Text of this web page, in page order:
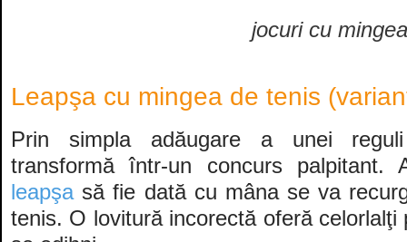
jocuri cu mingea
Leapşa cu mingea de tenis
Prin simpla adăugare a unei
transformă într-un concurs
leapşasă fie dată cu mâna se va
tenis. O lovitură incorectă oferă celorlalţi